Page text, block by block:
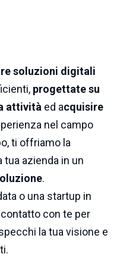
soluzioni digitali
progettate su
attività ed acquisire
nel campo
ti offriamo la
azienda in un
.
o una startup in
con te per
la tua visione e